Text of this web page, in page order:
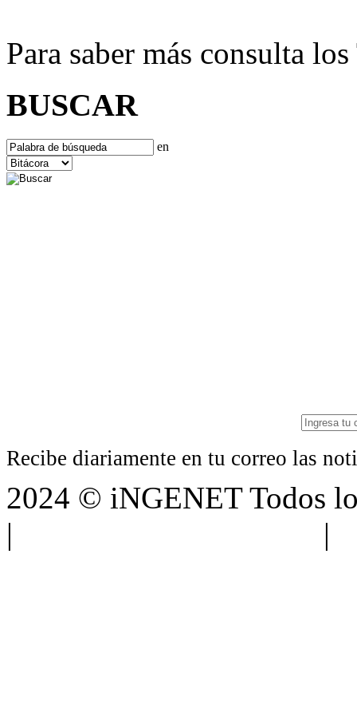
Para saber más consulta
BUSCAR
en
Recibe diariamente en tu correo las
2024 © iNGENET Todos
|
|